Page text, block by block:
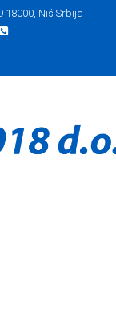
18000, Niš Srbija